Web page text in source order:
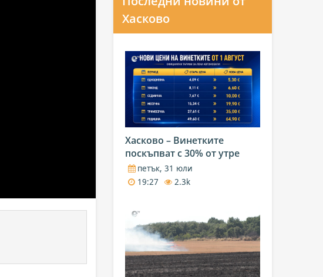
Хасково
Хасково – Винетките
поскъпват с 30% от утре
петък, 31 юли
19:27
2.3k